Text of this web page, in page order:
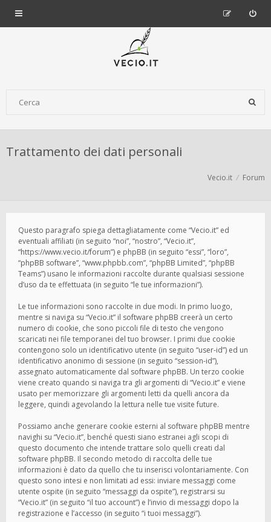
Trattamento dei dati personali
Vecio.it Forum
Questo paragrafo spiega dettagliatamente come “Vecio.it” ed
eventuali affiliati (in seguito “noi”, “nostro”, “Vecio.it”,
“https://www.vecio.it/forum”) e phpBB (in seguito “essi”, “loro”,
“phpBB software”, “www.phpbb.com”, “phpBB Limited”, “phpBB
Teams”) usano le informazioni raccolte durante qualsiasi sessione
d’uso da te effettuata (in seguito “le tue informazioni”).
Le tue informazioni sono raccolte in due modi. In primo luogo,
mentre si naviga su “Vecio.it” il software phpBB creerà un certo
numero di cookie, che sono piccoli file di testo che vengono
scaricati nei file temporanei del tuo browser. I primi due cookie
contengono solo un identificativo utente (in seguito “user-id”) ed un
identificativo anonimo di sessione (in seguito “session-id”),
assegnato automaticamente dal software phpBB. Un terzo cookie
viene creato quando si naviga tra gli argomenti di “Vecio.it” e viene
usato per memorizzare gli argomenti letti da quelli ancora da
leggere, quindi agevolando la lettura nelle tue visite future.
Possiamo anche generare cookie esterni al software phpBB mentre
navighi su “Vecio.it”, benché questi siano estranei agli scopi di
questo documento che intende trattare solo quelli creati dal
software phpBB. Il secondo metodo di raccolta delle tue
informazioni è dato da quello che tu inserisci volontariamente. Con
questo sono intesi e non limitati ad essi: inviare messaggi come
utente ospite (in seguito “messaggi da ospite”), registrarsi su
“Vecio.it” (in seguito “il tuo account”) e l’invio di messaggi dopo la
registrazione e l’accesso (in seguito “i tuoi messaggi”).